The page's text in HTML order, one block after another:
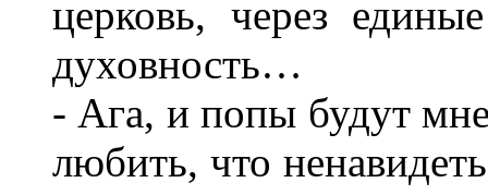
церковь, через
духовность…
- Ага, и попы будут
любить, что